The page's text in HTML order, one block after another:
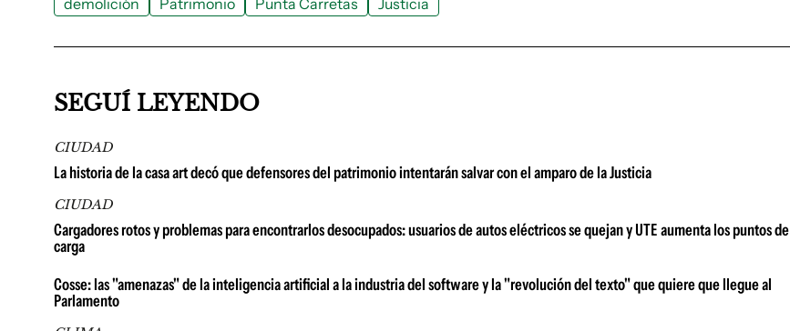
demolición Patrimonio Punta Carretas Justicia
SEGUÍ LEYENDO
CIUDAD
La historia de la casa art decó que defensores del patrimonio intentarán salvar con el amparo de la Justicia
CIUDAD
Cargadores rotos y problemas para encontrarlos desocupados: usuarios de autos eléctricos se quejan y UTE aumenta los puntos de
carga
Cosse: las "amenazas" de la inteligencia artificial a la industria del software y la "revolución del texto" que quiere que llegue al
Parlamento